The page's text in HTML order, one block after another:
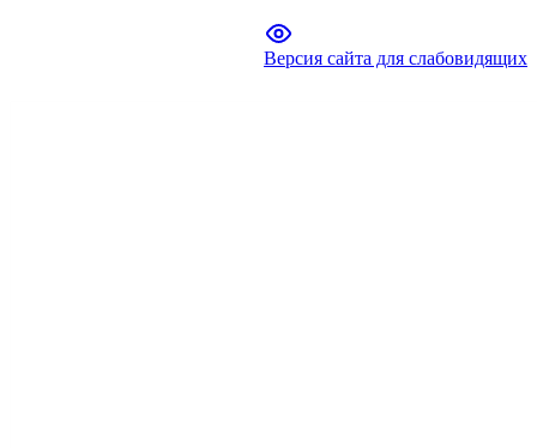
Версия сайта для слабовидящих